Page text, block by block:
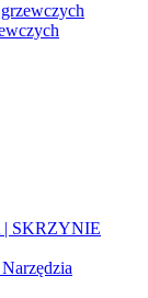
SKRZYNIE